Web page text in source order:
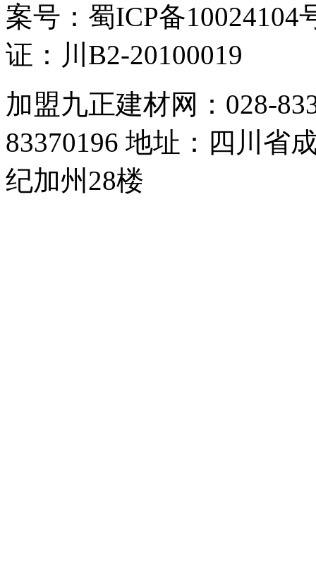
案号：蜀ICP备
证：川B2-20100019
加盟九正建材网：028-
83370196 地址：四川省
纪加州28楼